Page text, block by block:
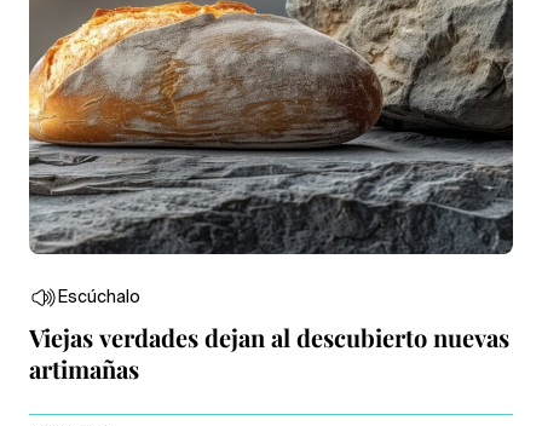
Escúchalo
Viejas verdades dejan al descubierto nuevas
artimañas